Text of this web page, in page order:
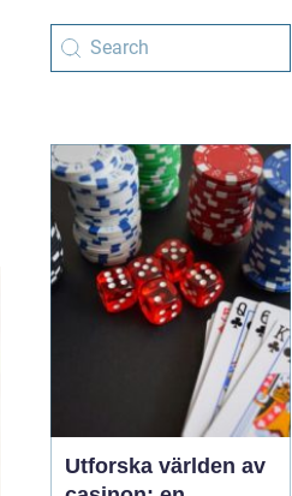
Utforska världen av